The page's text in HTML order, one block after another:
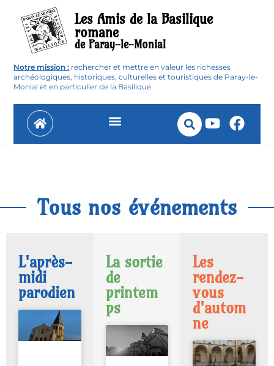
Les Amis de la Basilique
romane
de Paray-le-Monial
Notre mission : rechercher et mettre en valeur les richesses
archéologiques, historiques, culturelles et touristiques de Paray-le-
Monial et en particulier de la Basilique.
Tous nos événements
L'après-
midi
parodien
La sortie
de
printem
ps
Les
rendez-
vous
d'autom
ne